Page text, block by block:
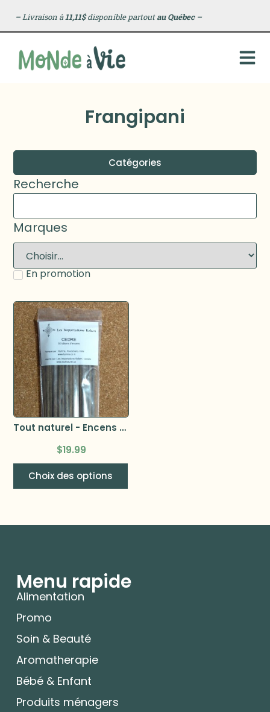
–Livraison à11,11$disponible partoutau Québec –
Frangipani
Catégories
Recherche
Marques
En promotion
Tout naturel - Encens 50 bâtonnets
$19.99
Choix des options
Menu rapide
Alimentation
Promo
Soin & Beauté
Aromatherapie
Bébé & Enfant
Produits ménagers